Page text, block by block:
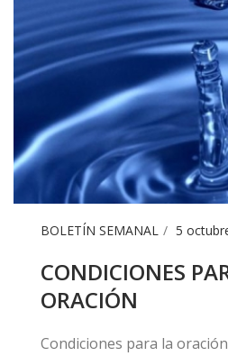
BOLETÍN SEMANAL 5
​CONDICIONES
ORACIÓN
Condiciones para la